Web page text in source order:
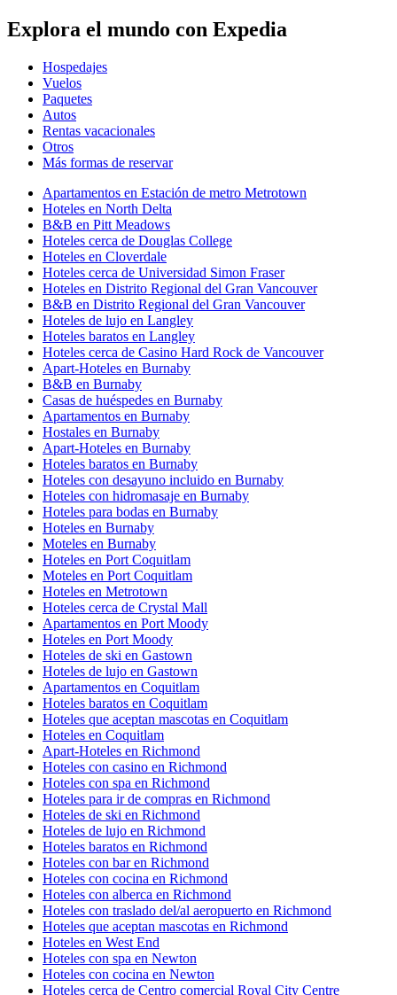
Explora el mundo con Expedia
Hospedajes
Vuelos
Paquetes
Autos
Rentas vacacionales
Otros
Más formas de reservar
Apartamentos en Estación de metro Metrotown
Hoteles en North Delta
B&B en Pitt Meadows
Hoteles cerca de Douglas College
Hoteles en Cloverdale
Hoteles cerca de Universidad Simon Fraser
Hoteles en Distrito Regional del Gran Vancouver
B&B en Distrito Regional del Gran Vancouver
Hoteles de lujo en Langley
Hoteles baratos en Langley
Hoteles cerca de Casino Hard Rock de Vancouver
Apart-Hoteles en Burnaby
B&B en Burnaby
Casas de huéspedes en Burnaby
Apartamentos en Burnaby
Hostales en Burnaby
Apart-Hoteles en Burnaby
Hoteles baratos en Burnaby
Hoteles con desayuno incluido en Burnaby
Hoteles con hidromasaje en Burnaby
Hoteles para bodas en Burnaby
Hoteles en Burnaby
Moteles en Burnaby
Hoteles en Port Coquitlam
Moteles en Port Coquitlam
Hoteles en Metrotown
Hoteles cerca de Crystal Mall
Apartamentos en Port Moody
Hoteles en Port Moody
Hoteles de ski en Gastown
Hoteles de lujo en Gastown
Apartamentos en Coquitlam
Hoteles baratos en Coquitlam
Hoteles que aceptan mascotas en Coquitlam
Hoteles en Coquitlam
Apart-Hoteles en Richmond
Hoteles con casino en Richmond
Hoteles con spa en Richmond
Hoteles para ir de compras en Richmond
Hoteles de ski en Richmond
Hoteles de lujo en Richmond
Hoteles baratos en Richmond
Hoteles con bar en Richmond
Hoteles con cocina en Richmond
Hoteles con alberca en Richmond
Hoteles con traslado del/al aeropuerto en Richmond
Hoteles que aceptan mascotas en Richmond
Hoteles en West End
Hoteles con spa en Newton
Hoteles con cocina en Newton
Hoteles cerca de Centro comercial Royal City Centre